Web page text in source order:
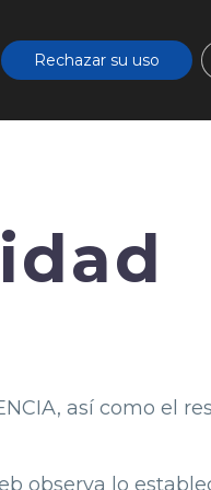
así como el
observa lo
Rechazar su uso